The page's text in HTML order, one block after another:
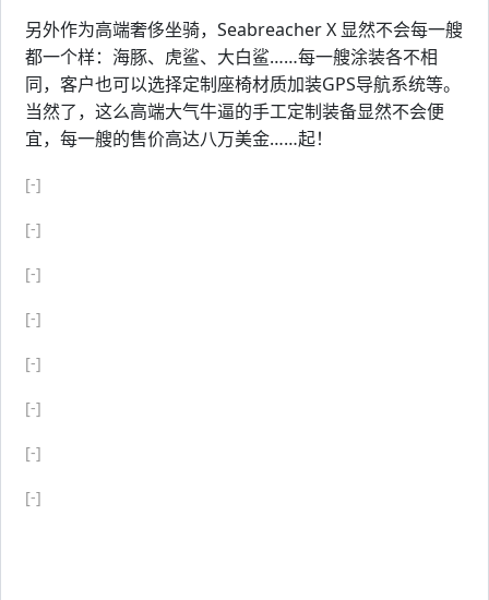
另外作为高端奢侈坐骑，Seabreacher X 显然不会每一艘
都一个样：海豚、虎鲨、大白鲨……每一艘涂装各不相
同，客户也可以选择定制座椅材质加装GPS导航系统等。
当然了，这么高端大气牛逼的手工定制装备显然不会便
宜，每一艘的售价高达八万美金……起！
[-]
[-]
[-]
[-]
[-]
[-]
[-]
[-]